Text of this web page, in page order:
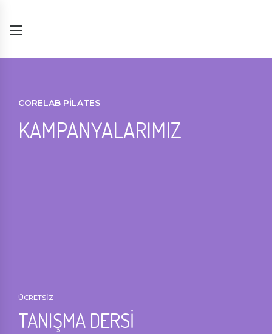
CORELAB PİLATES
KAMPANYALARIMIZ
ÜCRETSİZ
TANIŞMA DERSİ